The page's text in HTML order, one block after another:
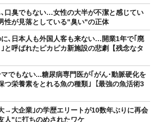
口臭でもない…女性の大半が不潔と感じてい
性が見落としている"臭い"の正体
､日本人も外国人客も来ない…開業1年で｢廃
と呼ばれたピカピカ新施設の悲劇【残念なタ
でもない...糖尿病専門医が｢がん･動脈硬化を
つ栄養素をとれる魚の種類｣【最強の魚活術3
→大企業｣の学歴エリートが10数年ぶりに再会
人"に打ちのめされたワケ